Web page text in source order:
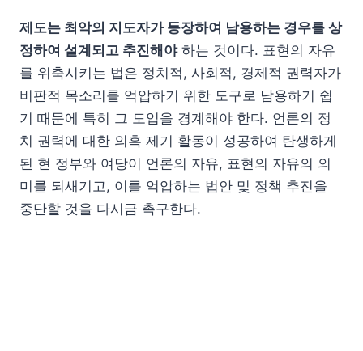
제도는 최악의 지도자가 등장하여 남용하는 경우를 상
정하여 설계되고 추진해야하는 것이다. 표현의 자유
를 위축시키는 법은 정치적, 사회적, 경제적 권력자가
비판적 목소리를 억압하기 위한 도구로 남용하기 쉽
기 때문에 특히 그 도입을 경계해야 한다. 언론의 정
치 권력에 대한 의혹 제기 활동이 성공하여 탄생하게
된 현 정부와 여당이 언론의 자유, 표현의 자유의 의
미를 되새기고, 이를 억압하는 법안 및 정책 추진을
중단할 것을 다시금 촉구한다.